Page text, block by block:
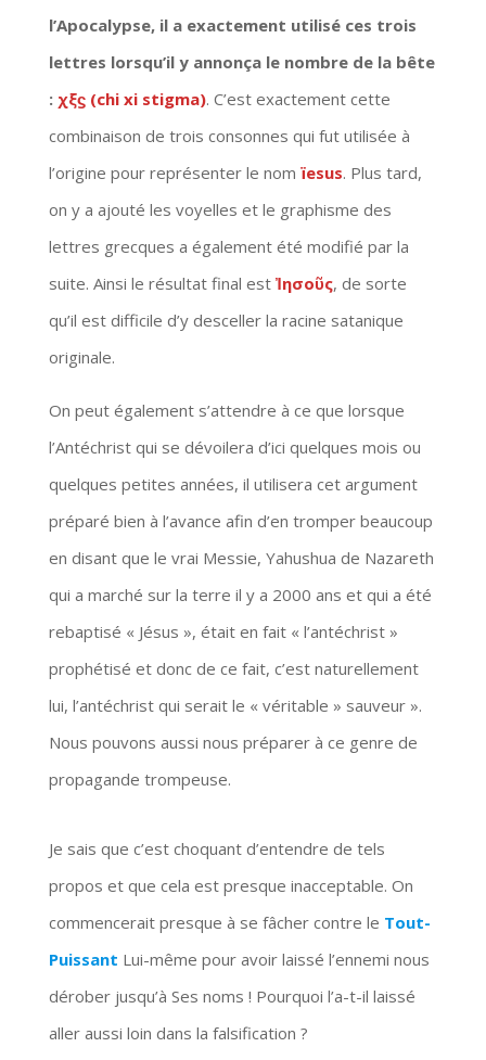
l’Apocalypse, il a exactement utilisé ces trois
lettres lorsqu’il y annonça le nombre de la bête
: χξϛ (chi xi stigma). C’est exactement cette
combinaison de trois consonnes qui fut utilisée à
l’origine pour représenter le nom ïesus. Plus tard,
on y a ajouté les voyelles et le graphisme des
lettres grecques a également été modifié par la
suite. Ainsi le résultat final est Ἰησοῦς, de sorte
qu’il est difficile d’y desceller la racine satanique
originale.
On peut également s’attendre à ce que lorsque
l’Antéchrist qui se dévoilera d’ici quelques mois ou
quelques petites années, il utilisera cet argument
préparé bien à l’avance afin d’en tromper beaucoup
en disant que le vrai Messie, Yahushua de Nazareth
qui a marché sur la terre il y a 2000 ans et qui a été
rebaptisé « Jésus », était en fait « l’antéchrist »
prophétisé et donc de ce fait, c’est naturellement
lui, l’antéchrist qui serait le « véritable » sauveur ».
Nous pouvons aussi nous préparer à ce genre de
propagande trompeuse.
Je sais que c’est choquant d’entendre de tels
propos et que cela est presque inacceptable. On
commencerait presque à se fâcher contre le Tout-
Puissant Lui-même pour avoir laissé l’ennemi nous
dérober jusqu’à Ses noms ! Pourquoi l’a-t-il laissé
aller aussi loin dans la falsification ?